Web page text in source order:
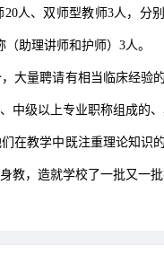
人、双师型教师3人，
助理讲师和护师）3人。
大量聘请有相当临床经
中级以上专业职称组成的
在教学中既注重理论知
教，造就学校了一批又一批